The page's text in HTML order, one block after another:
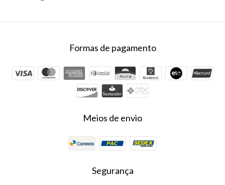
Formas de pagamento
Meios de envio
Segurança